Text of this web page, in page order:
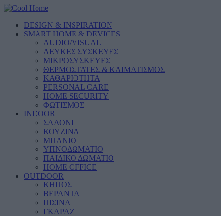
DESIGN & INSPIRATION
SMART HOME & DEVICES
AUDIO/VISUAL
ΛΕΥΚΕΣ ΣΥΣΚΕΥΕΣ
ΜΙΚΡΟΣΥΣΚΕΥΕΣ
ΘΕΡΜΟΣΤΑΤΕΣ & ΚΛΙΜΑΤΙΣΜΟΣ
ΚΑΘΑΡΙΟΤΗΤΑ
PERSONAL CARE
HOME SECURITY
ΦΩΤΙΣΜΟΣ
INDOOR
ΣΑΛΟΝΙ
ΚΟΥΖΙΝΑ
ΜΠΑΝΙΟ
ΥΠΝΟΔΩΜΑΤΙΟ
ΠΑΙΔΙΚΟ ΔΩΜΑΤΙΟ
HOME OFFICE
OUTDOOR
ΚΗΠΟΣ
ΒΕΡΑΝΤΑ
ΠΙΣΙΝΑ
ΓΚΑΡΑΖ